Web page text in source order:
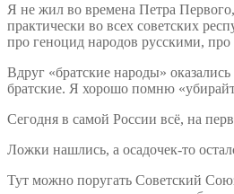
Я не жил во времена Петра
практически во всех советских
про геноцид народов русскими,
Вдруг «братские народы»
братские. Я хорошо помню
Сегодня в самой России всё, на
Ложки нашлись, а осадочек-то
Тут можно поругать Советский